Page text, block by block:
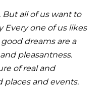
But all of us want to
Every one of us likes
dreams are a
pleasantness.
of real and
places and events.